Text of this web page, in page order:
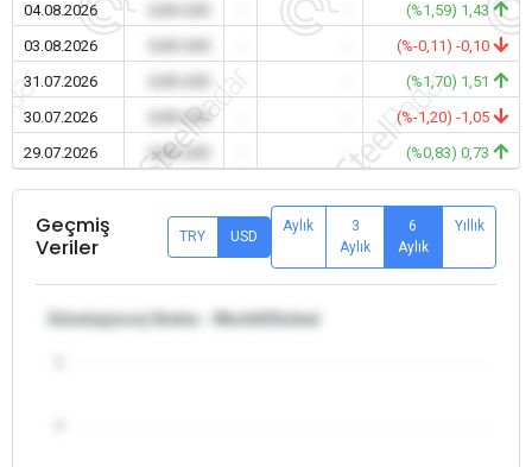
04.08.2026
(%1,59) 1,43
03.08.2026
(%-0,11) -0,10
31.07.2026
(%1,70) 1,51
30.07.2026
0,00 USD
(%-1,20) -1,05
29.07.2026
0,00 USD (%0,83) 0,73
Geçmiş
Veriler
TRY USD
Aylık
3
Aylık
6
Aylık
Yıllık
Gümüş(ons) Emtia - World/Global